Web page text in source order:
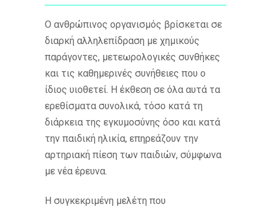
Ο ανθρώπινος οργανισμός βρίσκεται σε
διαρκή αλληλεπίδραση με χημικούς
παράγοντες, μετεωρολογικές συνθήκες
και τις καθημερινές συνήθειες που ο
ίδιος υιοθετεί. Η έκθεση σε όλα αυτά τα
ερεθίσματα συνολικά, τόσο κατά τη
διάρκεια της εγκυμοσύνης όσο και κατά
την παιδική ηλικία, επηρεάζουν την
αρτηριακή πίεση των παιδιών, σύμφωνα
με νέα έρευνα.
Η συγκεκριμένη μελέτη που